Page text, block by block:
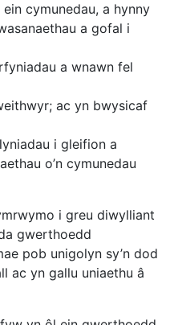
cymunedau, a hynny
a gofal i
a wnawn fel
ac yn bwysicaf
i gleifion a
o’n cymunedau
i greu diwylliant
gwerthoedd
pob unigolyn sy’n dod
ac yn gallu uniaethu â